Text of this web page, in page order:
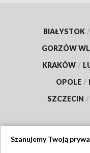
BIAŁYSTOK /
GORZÓW
KRAKÓW /
OPOLE /
SZCZECIN /
Szanujemy Twoją